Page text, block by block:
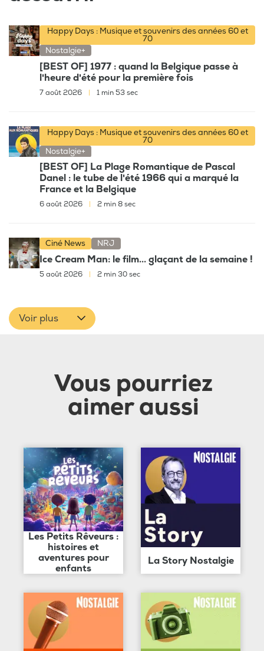
Happy Days : Musique et souvenirs des années 60 et
70
Nostalgie+
[BEST OF] 1977 : quand la Belgique passe à
l'heure d'été pour la première fois
7 août 2026 1 min 53 sec
Happy Days : Musique et souvenirs des années 60 et
70
Nostalgie+
[BEST OF] La Plage Romantique de Pascal
Danel : le tube de l'été 1966 qui a marqué la
France et la Belgique
6 août 2026 2 min 8 sec
Ciné News NRJ
Ice Cream Man: le film... glaçant de la semaine !
5 août 2026 2 min 30 sec
Voir plus
Vous pourriez
aimer aussi
Les Petits Rêveurs :
histoires et
aventures pour
enfants
La Story Nostalgie